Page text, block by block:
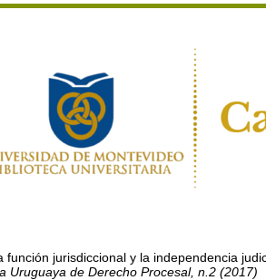
función jurisdiccional y la independencia
Uruguaya de Derecho Procesal, n.2 (2017)